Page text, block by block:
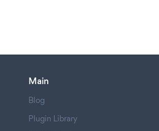
Main
Blog
Plugin Library